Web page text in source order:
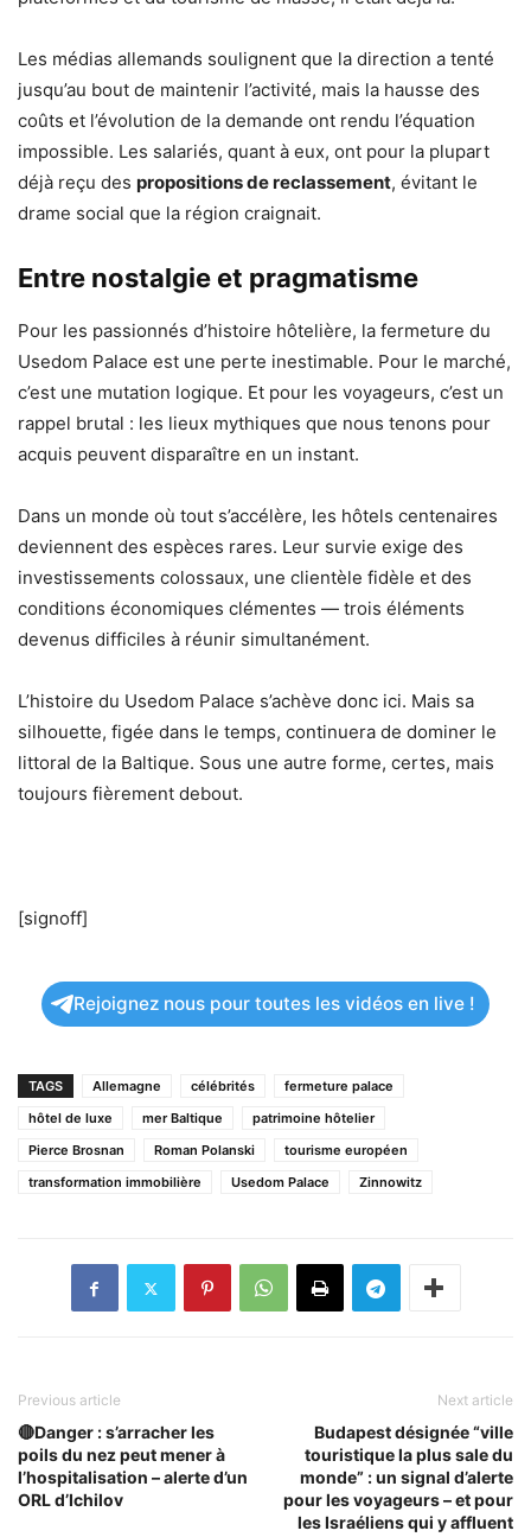
Les médias allemands soulignent que la direction a tenté
jusqu’au bout de maintenir l’activité, mais la hausse des
coûts et l’évolution de la demande ont rendu l’équation
impossible. Les salariés, quant à eux, ont pour la plupart
déjà reçu des propositions de reclassement, évitant le
drame social que la région craignait.
Entre nostalgie et pragmatisme
Pour les passionnés d’histoire hôtelière, la fermeture du
Usedom Palace est une perte inestimable. Pour le marché,
c’est une mutation logique. Et pour les voyageurs, c’est un
rappel brutal : les lieux mythiques que nous tenons pour
acquis peuvent disparaître en un instant.
Dans un monde où tout s’accélère, les hôtels centenaires
deviennent des espèces rares. Leur survie exige des
investissements colossaux, une clientèle fidèle et des
conditions économiques clémentes — trois éléments
devenus difficiles à réunir simultanément.
L’histoire du Usedom Palace s’achève donc ici. Mais sa
silhouette, figée dans le temps, continuera de dominer le
littoral de la Baltique. Sous une autre forme, certes, mais
toujours fièrement debout.
[signoff]
Rejoignez nous pour toutes les vidéos en live !
TAGS Allemagne célébrités
fermeture palace
hôtel de luxe
mer Baltique
patrimoine hôtelier
Pierce Brosnan
Roman Polanski
tourisme européen
transformation immobilière
Usedom Palace Zinnowitz
Previous article
🔴Danger : s’arracher les
poils du nez peut mener à
l’hospitalisation – alerte d’un
ORL d’Ichilov
Next article
Budapest désignée “ville
touristique la plus sale du
monde” : un signal d’alerte
pour les voyageurs – et pour
les Israéliens qui y affluent